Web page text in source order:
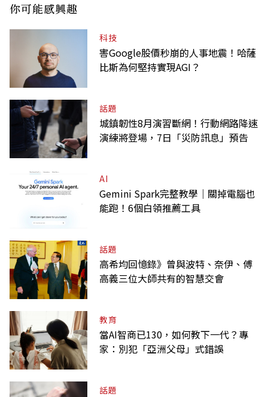
你可能感興趣
科技
害Google股價秒崩的人事地震！哈薩
比斯為何堅持實現AGI？
話題
城鎮韌性8月演習斷網！行動網路降速
演練將登場，7日「災防訊息」預告
AI
Gemini Spark完整教學｜關掉電腦也
能跑！6個白領推薦工具
話題
高希均回憶錄》曾與波特、奈伊、傅
高義三位大師共有的智慧交會
教育
當AI智商已130，如何教下一代？專
家：別犯「亞洲父母」式錯誤
話題